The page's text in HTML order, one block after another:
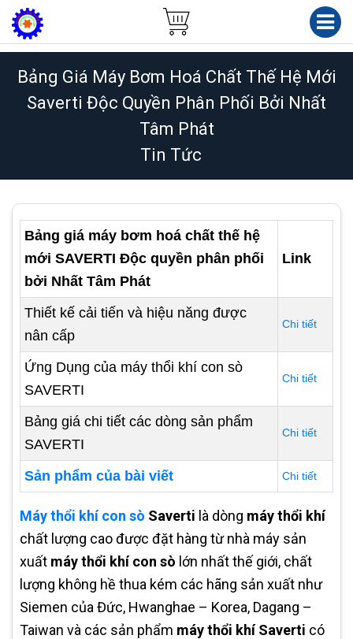
Bảng Giá Máy Bơm Hoá Chất Thế Hệ Mới
Saverti Độc Quyền Phân Phối Bởi Nhất
Tâm Phát
Tin Tức
Bảng giá máy bơm hoá chất thế hệ
mới SAVERTI Độc quyền phân phối
bởi Nhất Tâm Phát
Link
Thiết kế cải tiến và hiệu năng được
nân cấp
Chi tiết
Ứng Dụng của máy thổi khí con sò
SAVERTI
Chi tiết
Bảng giá chi tiết các dòng sản phẩm
SAVERTI
Chi tiết
Sản phẩm của bài viết Chi tiết
Máy thổi khí con sò Saverti là dòng máy thổi khí
chất lượng cao được đặt hàng từ nhà máy sản
xuất máy thổi khí con sò lớn nhất thế giới, chất
lượng không hề thua kém các hãng sản xuất như
Siemen của Đức, Hwanghae – Korea, Dagang –
Taiwan và các sản phẩm máy thổi khí Saverti có